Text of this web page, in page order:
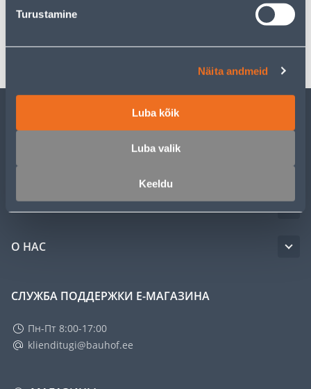
Turustamine
Näita andmeid
Luba kõik
Luba valik
Keeldu
ОБСЛУЖИВАНИЕ ЧАСТНЫХ КЛИЕНТОВ
УСЛУГИ
КЛУБ МАСТЕРОВ
О НАС
СЛУЖБА ПОДДЕРЖКИ Е-МАГАЗИНА
Пн-Пт 8:00-17:00
klienditugi@bauhof.ee